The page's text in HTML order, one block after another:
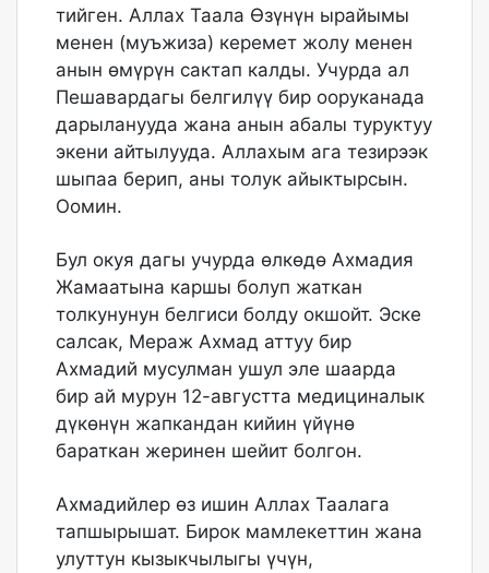
тийген. Аллах Таала Өзүнүн ырайымы
менен (муъжиза) керемет жолу менен
анын өмүрүн сактап калды. Учурда ал
Пешавардагы белгилүү бир ооруканада
дарыланууда жана анын абалы туруктуу
экени айтылууда. Аллахым ага тезирээк
шыпаа берип, аны толук айыктырсын.
Оомин.
Бул окуя дагы учурда өлкөдө Ахмадия
Жамаатына каршы болуп жаткан
толкунунун белгиси болду окшойт. Эске
салсак, Мераж Ахмад аттуу бир
Ахмадий мусулман ушул эле шаарда
бир ай мурун 12-августта медициналык
дүкөнүн жапкандан кийин үйүнө
бараткан жеринен шейит болгон.
Ахмадийлер өз ишин Аллах Таалага
тапшырышат. Бирок мамлекеттин жана
улуттун кызыкчылыгы үчүн,